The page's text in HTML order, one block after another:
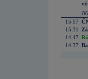
15:57
15:31
14:47
14:37